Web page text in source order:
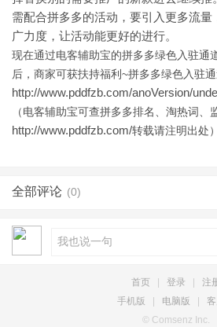
需配合拼多多的活动，要引入更多流量
广力度，让活动能更好的进行。
现在通过电客辅助宝的拼多多绿色入驻通
后，商家可获扶持福利~拼多多绿色入驻通
http://www.pddfzb.com/anoVersion/
（电客辅助宝可查拼多多排名、淘热词、
http://www.pddfzb.com/转载请注明出处）
全部评论 (0)
首页 登录
注
手机版
电脑版
© Comsenz Inc.